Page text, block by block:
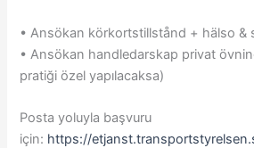
• Ansökan körkortstillstånd + hälso &
• Ansökan handledarskap privat
pratiği özel yapılacaksa)
Posta yoluyla başvuru
için: https://